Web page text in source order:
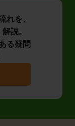
れを、
説。
る疑問